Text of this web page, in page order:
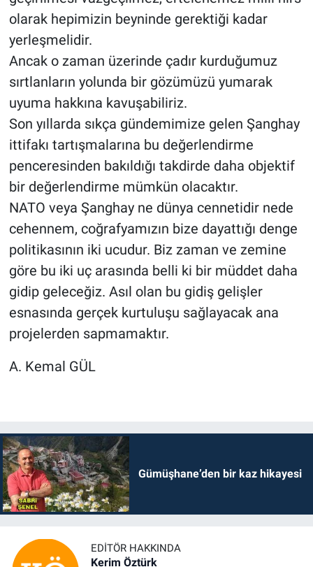
olarak hepimizin beyninde gerektiği kadar
yerleşmelidir.
Ancak o zaman üzerinde çadır kurduğumuz
sırtlanların yolunda bir gözümüzü yumarak
uyuma hakkına kavuşabiliriz.
Son yıllarda sıkça gündemimize gelen Şanghay
ittifakı tartışmalarına bu değerlendirme
penceresinden bakıldığı takdirde daha objektif
bir değerlendirme mümkün olacaktır.
NATO veya Şanghay ne dünya cennetidir nede
cehennem, coğrafyamızın bize dayattığı denge
politikasının iki ucudur. Biz zaman ve zemine
göre bu iki uç arasında belli ki bir müddet daha
gidip geleceğiz. Asıl olan bu gidiş gelişler
esnasında gerçek kurtuluşu sağlayacak ana
projelerden sapmamaktır.
A. Kemal GÜL
Gümüşhane’den bir kaz hikayesi
EDITÖR HAKKINDA
Kerim Öztürk